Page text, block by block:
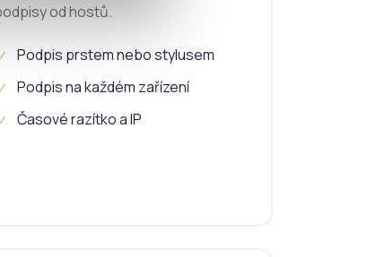
od hostů.
Podpis prstem nebo stylusem
Podpis na každém zařízení
Časové razítko a IP